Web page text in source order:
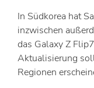
In Südkorea hat
inzwischen
das Galaxy Z
Aktualisierung
Regionen